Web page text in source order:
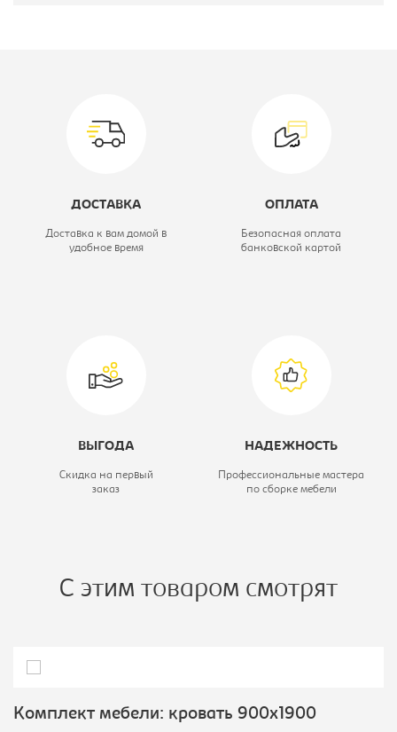
Вид кровати: Комплект
подростковая,
2075
KB
ДОСТАВКА
Доставка к вам домой в
удобное время
ОПЛАТА
Безопасная оплата
банковской картой
ВЫГОДА
Скидка на первый
заказ
НАДЕЖНОСТЬ
Профессиональные мастера
по сборке мебели
С этим товаром смотрят
Комплект мебели: кровать 900х1900